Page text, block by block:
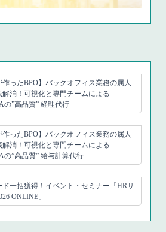
作ったBPO】バックオフィス業務の属人
解消！可視化と専門チームによる
の”高品質” 経理代行
作ったBPO】バックオフィス業務の属人
解消！可視化と専門チームによる
の”高品質” 給与計算代行
ド一括獲得！イベント・セミナー「HRサ
ONLINE」